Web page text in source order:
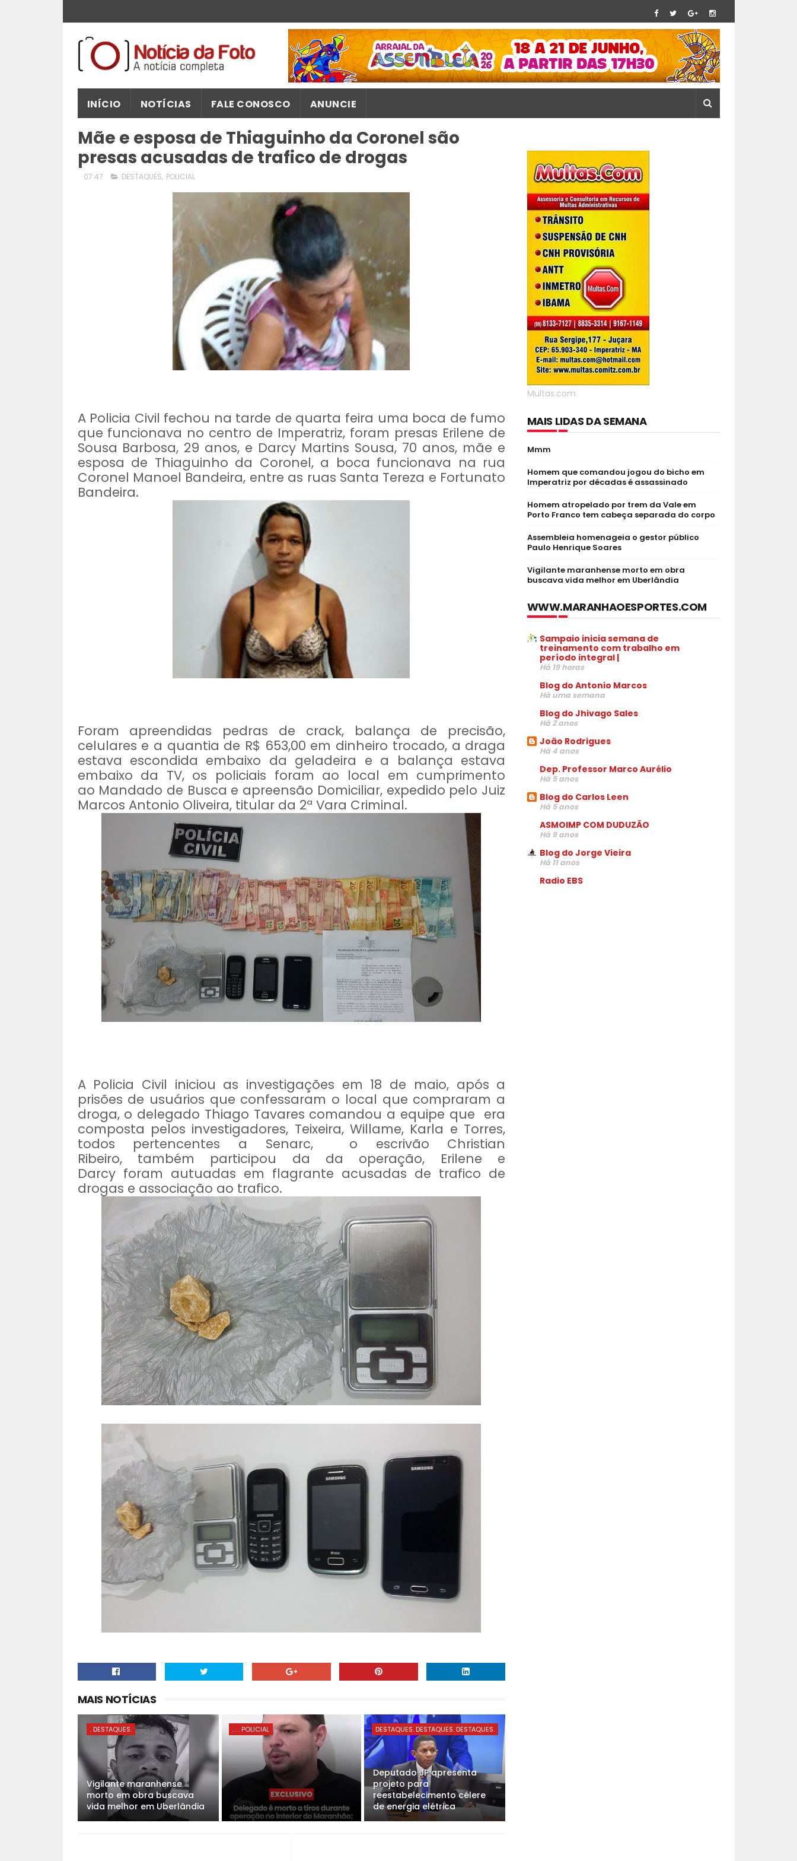
INÍCIO NOTÍCIAS FALE CONOSCO ANUNCIE
Mãe e esposa de Thiaguinho da Coronel são
presas acusadas de trafico de drogas
07:47 DESTAQUES, POLICIAL
A Policia Civil fechou na tarde de quarta feira uma boca de fumo
que funcionava no centro de Imperatriz, foram presas Erilene de
Sousa Barbosa, 29 anos, e Darcy Martins Sousa, 70 anos, mãe e
esposa de Thiaguinho da Coronel, a boca funcionava na rua
Coronel Manoel Bandeira, entre as ruas Santa Tereza e Fortunato
Bandeira.
Foram apreendidas pedras de crack, balança de precisão,
celulares e a quantia de R$ 653,00 em dinheiro trocado, a draga
estava escondida embaixo da geladeira e a balança estava
embaixo da TV, os policiais foram ao local em cumprimento
ao Mandado de Busca e apreensão Domiciliar, expedido pelo Juiz
Marcos Antonio Oliveira, titular da 2ª Vara Criminal.
A Policia Civil iniciou as investigações em 18 de maio, após a
prisões de usuários que confessaram o local que compraram a
droga, o delegado Thiago Tavares comandou a equipe que era
composta pelos investigadores, Teixeira, Willame, Karla e Torres,
todos pertencentes a Senarc, o escrivão Christian
Ribeiro, também participou da da operação, Erilene e
Darcy foram autuadas em flagrante acusadas de trafico de
drogas e associação ao trafico.
MAIS NOTÍCIAS
. DESTAQUES.
Vigilante maranhense
morto em obra buscava
vida melhor em Uberlândia
. . . POLICIAL DESTAQUES. DESTAQUES. DESTAQUES.
Deputado JP apresenta
projeto para
reestabelecimento célere
de energia elétrica
Multas.com
MAIS LIDAS DA SEMANA
Mmm
Homem que comandou jogou do bicho em
Imperatriz por décadas é assassinado
Homem atropelado por trem da Vale em
Porto Franco tem cabeça separada do corpo
Assembleia homenageia o gestor público
Paulo Henrique Soares
Vigilante maranhense morto em obra
buscava vida melhor em Uberlândia
WWW.MARANHAOESPORTES.COM
Sampaio inicia semana de
treinamento com trabalho em
período integral |
Há 19 horas
Blog do Antonio Marcos
Há uma semana
Blog do Jhivago Sales
Há 2 anos
João Rodrigues
Há 4 anos
Dep. Professor Marco Aurélio
Há 5 anos
Blog do Carlos Leen
Há 5 anos
ASMOIMP COM DUDUZÃO
Há 9 anos
Blog do Jorge Vieira
Há 11 anos
Radio EBS